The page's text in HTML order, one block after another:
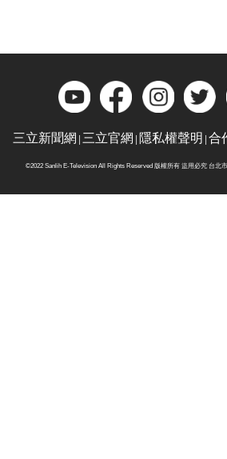
三立新聞網 三立官網 隱私權聲明 合
©2022 Sanlih E-Television All Rights Reserved 版權所有 盜用必究 台北